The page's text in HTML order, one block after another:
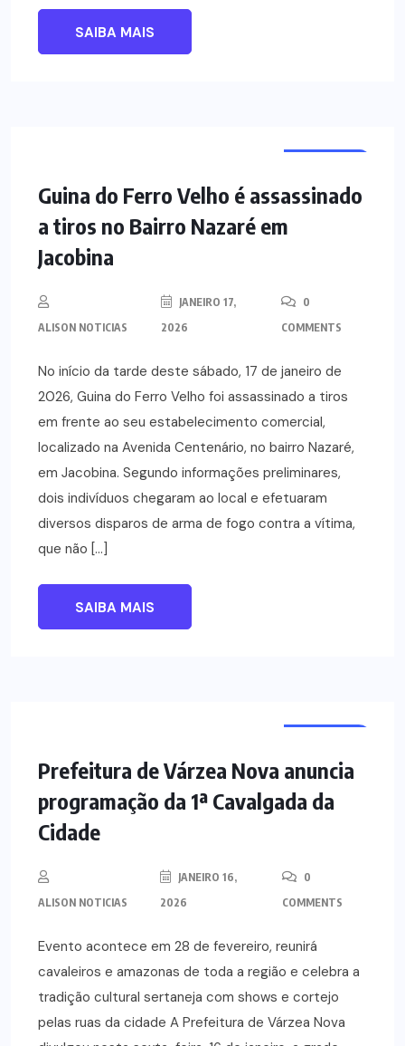
SAIBA MAIS
Guina do Ferro Velho é assassinado
a tiros no Bairro Nazaré em
Jacobina
ALISON NOTICIAS
JANEIRO 17,
2026
0
COMMENTS
No início da tarde deste sábado, 17 de janeiro de
2026, Guina do Ferro Velho foi assassinado a tiros
em frente ao seu estabelecimento comercial,
localizado na Avenida Centenário, no bairro Nazaré,
em Jacobina. Segundo informações preliminares,
dois indivíduos chegaram ao local e efetuaram
diversos disparos de arma de fogo contra a vítima,
que não […]
SAIBA MAIS
Prefeitura de Várzea Nova anuncia
programação da 1ª Cavalgada da
Cidade
ALISON NOTICIAS
JANEIRO 16,
2026
0
COMMENTS
Evento acontece em 28 de fevereiro, reunirá
cavaleiros e amazonas de toda a região e celebra a
tradição cultural sertaneja com shows e cortejo
pelas ruas da cidade A Prefeitura de Várzea Nova